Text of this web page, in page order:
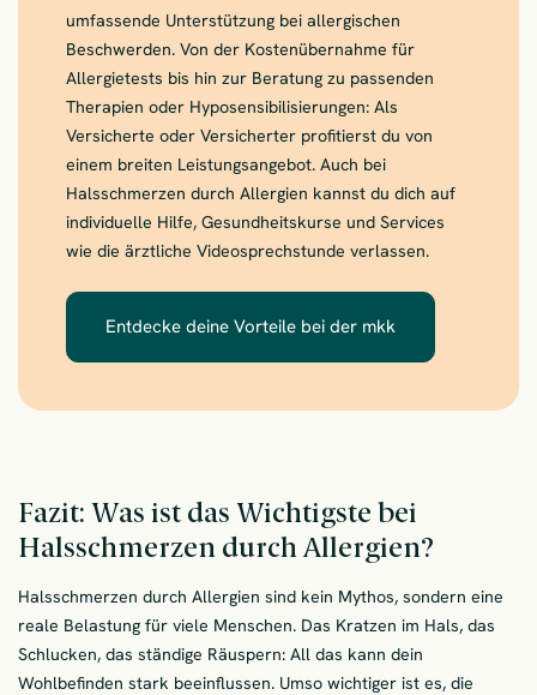
umfassende Unterstützung bei allergischen
Beschwerden. Von der Kostenübernahme für
Allergietests bis hin zur Beratung zu passenden
Therapien oder Hyposensibilisierungen: Als
Versicherte oder Versicherter profitierst du von
einem breiten Leistungsangebot. Auch bei
Halsschmerzen durch Allergien kannst du dich auf
individuelle Hilfe, Gesundheitskurse und Services
wie die ärztliche Videosprechstunde verlassen.
Entdecke deine Vorteile bei der mkk
Fazit: Was ist das Wichtigste bei
Halsschmerzen durch Allergien?
Halsschmerzen durch Allergien sind kein Mythos, sondern eine
reale Belastung für viele Menschen. Das Kratzen im Hals, das
Schlucken, das ständige Räuspern: All das kann dein
Wohlbefinden stark beeinflussen. Umso wichtiger ist es, die